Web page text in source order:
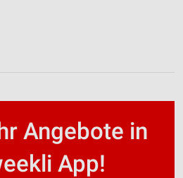
Angebote in
App!